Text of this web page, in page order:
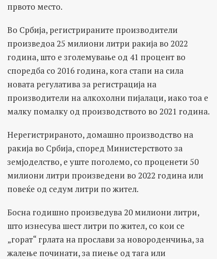
првото место.
Во Србија, регистрираните производители
произведоа 25 милиони литри ракија во 2022
година, што е зголемување од 41 процент во
споредба со 2016 година, кога стапи на сила
новата регулатива за регистрација на
производители на алкохолни пијалаци, иако тоа е
малку помалку од производството во 2021 година.
Нерегистрираното, домашно производство на
ракија во Србија, според Министерството за
земјоделство, е уште поголемо, со проценети 50
милиони литри произведени во 2022 година или
повеќе од седум литри по жител.
Босна годишно произведува 20 милиони литри,
што изнесува шест литри по жител, со кои се
„горат“ грлата на прослави за новороденчиња, за
жалење починати, за пиење од тага или